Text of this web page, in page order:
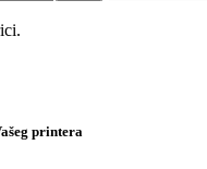
printera